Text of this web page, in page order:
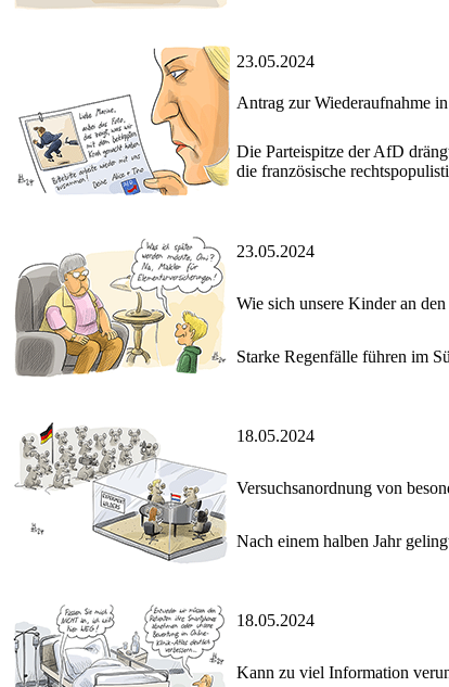
23.05.2024
Antrag zur Wiederaufnahme
Die Parteispitze der AfD
die französische
23.05.2024
Wie sich unsere Kinder an
Starke Regenfälle führen im
18.05.2024
Versuchsanordnung von
Nach einem halben Jahr
18.05.2024
Kann zu viel Information